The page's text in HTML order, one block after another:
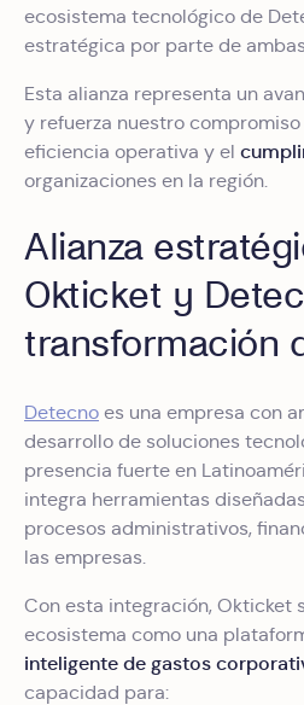
ecosistema tecnológico de
estratégica por parte de
Esta alianza representa un
y refuerza nuestro
eficiencia operativa y el
organizaciones en la región.
Alianza
Okticket y
transformación
Detecno es una empresa con
desarrollo de soluciones
presencia fuerte en
integra herramientas
procesos administrativos,
las empresas.
Con esta integración, Okticket
ecosistema como una
inteligente de gastos
capacidad para: